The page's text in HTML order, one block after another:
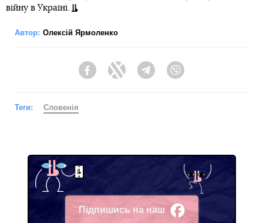
війну в Україні.
Автор: Олексій Ярмоленко
FacebookTwitter Telegram
Теги: Словенія
Підпишись на наш
Facebook